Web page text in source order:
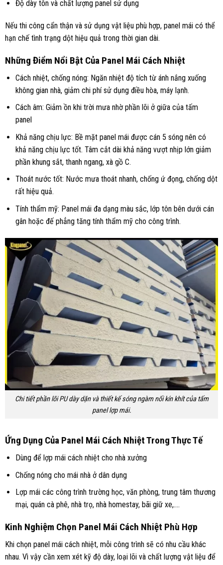
Độ dày tôn và chất lượng panel sử dụng
Nếu thi công cẩn thận và sử dụng vật liệu phù hợp, panel mái có thể
hạn chế tình trạng dột hiệu quả trong thời gian dài.
Những Điểm Nổi Bật Của Panel Mái Cách Nhiệt
Cách nhiệt, chống nóng: Ngăn nhiệt độ tích từ ánh nắng xuống
không gian nhà, giảm chi phí sử dụng điều hòa, máy lạnh.
Cách âm: Giảm ồn khi trời mưa nhờ phần lõi ở giữa của tấm
panel
Khả năng chịu lực: Bề mặt panel mái được cán 5 sóng nên có
khả năng chịu lực tốt. Tâm cắt dài khả năng vượt nhịp lớn giảm
phần khung sắt, thanh ngang, xà gồ C.
Thoát nước tốt: Nước mưa thoát nhanh, chống ứ đọng, chống dột
rất hiệu quả.
Tính thẩm mỹ: Panel mái đa dạng màu sắc, lớp tôn bên dưới cán
gân hoặc đế phẳng tăng tính thẩm mỹ cho công trình.
Chi tiết phần lõi PU dày dặn và thiết kế sóng ngàm nối kín khít của tấm
panel lợp mái.
Ứng Dụng Của Panel Mái Cách Nhiệt Trong Thực Tế
Dùng để lợp mái cách nhiệt cho nhà xưởng
Chống nóng cho mái nhà ở dân dụng
Lợp mái các công trình trường học, văn phòng, trung tâm thương
mại, quán cà phê, nhà trọ, nhà homestay, bãi giữ xe,….
Kinh Nghiệm Chọn Panel Mái Cách Nhiệt Phù Hợp
Khi chọn panel mái cách nhiệt, mỗi công trình sẽ có nhu cầu khác
nhau. Vì vậy cần xem xét kỹ độ dày, loại lõi và chất lượng vật liệu để